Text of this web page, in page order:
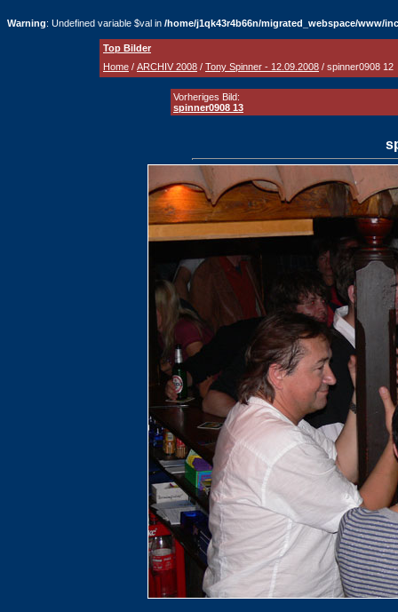
Warning: Undefined variable $val in /home/j1qk43r4b66n/migrated_webspace/www/
Top Bilder
Home / ARCHIV 2008 / Tony Spinner - 12.09.2008 / spinner0908 12
Vorheriges Bild:
spinner0908 13